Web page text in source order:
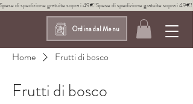
Spese di spedizione gratuite sopra i 49€!
Ordina dal Menu
Home Frutti di bosco
Frutti di bosco